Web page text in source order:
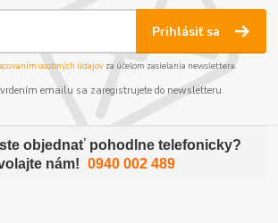
Prihlásiť sa
osobných údajov za účelom zasielania newslettera.
emailu sa zaregistrujete do newsletteru.
objednať pohodlne telefonicky?
nám! 0940 002 489